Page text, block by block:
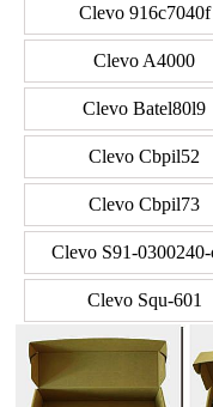
Clevo 916c7040f
Clevo A4000
Clevo Batel80l9
Clevo Cbpil52
Clevo Cbpil73
Clevo S91-0300240-
Clevo Squ-601